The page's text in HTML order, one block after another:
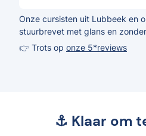
Onze cursisten uit Lubbeek en
stuurbrevet met glans en
👉 Trots op onze 5*reviews
⚓ Klaar om